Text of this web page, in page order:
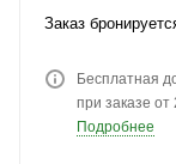
Заказ
Бесплатная
при заказе от
Подробнее